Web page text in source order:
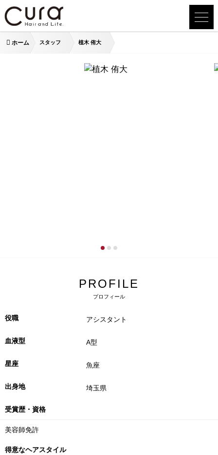
ホーム スタッフ 植木 侑大
PROFILE
プロフィール
役職 アシスタント
血液型 A型
星座 魚座
出身地 埼玉県
受賞歴・資格
美容師免許
得意なヘアスタイル